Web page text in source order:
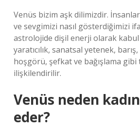
Venüs bizim aşk dilimizdir.
ve sevgimizi nasıl gösterdiğimizi
astrolojide dişil enerji olarak
yaratıcılık, sanatsal yetenek,
hoşgörü, şefkat ve bağışlama gibi
ilişkilendirilir.
Venüs neden
eder?